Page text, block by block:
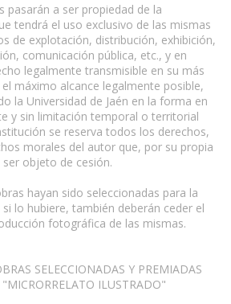
pasarán a ser propiedad de la
tendrá el uso exclusivo de las mismas
de explotación, distribución, exhibición,
comunicación pública, etc., y en
legalmente transmisible en su más
máximo alcance legalmente posible,
la Universidad de Jaén en la forma en
y sin limitación temporal o territorial
se reserva todos los derechos,
morales del autor que, por su propia
objeto de cesión.
hayan sido seleccionadas para la
lo hubiere, también deberán ceder el
fotográfica de las mismas.
SELECCIONADAS Y PREMIADAS
ILUSTRADO"